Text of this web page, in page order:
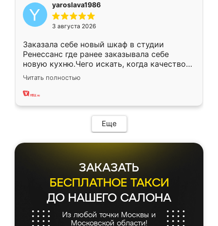
yaroslava1986
3 августа 2026
Заказала себе новый шкаф в студии
Ренессанс где ранее заказывала себе
новую кухню.Чего искать, когда качеством
вполне довольна. Служит кухня уже почти
два года, нареканий нет.
Читать полностью
Еще
ЗАКАЗАТЬ
БЕСПЛАТНОЕ ТАКСИ
ДО НАШЕГО САЛОНА
Из любой точки Москвы и
Московской области!